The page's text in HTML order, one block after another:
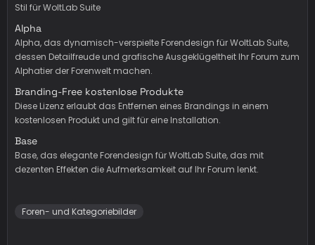
Stil für WoltLab Suite
Alpha
Alpha, das dynamisch-verspielte Forendesign für WoltLab Suite,
dessen Detailfreude und grafische Ausgeklügeltheit Ihr Forum zum
Alphatier der Forenwelt machen.
Branding-Free kostenlose Produkte
Diese Lizenz erlaubt das Entfernen eines Brandings in einem
kostenlosen Produkt und gilt für eine Installation.
Base
Base, das elegante Forendesign für WoltLab Suite, das mit
dezenten Effekten die Aufmerksamkeit auf Ihr Forum lenkt.
Foren- und Kategoriebilder